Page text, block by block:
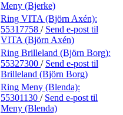
Meny (Bjerke)
Ring VITA (Björn Axén):
55317758 / Send e-post til
VITA (Björn Axén)
Ring Brilleland (Björn Borg):
55327300 / Send e-post til
Brilleland (Björn Borg)
Ring Meny (Blenda):
55301130 / Send e-post til
Meny (Blenda)